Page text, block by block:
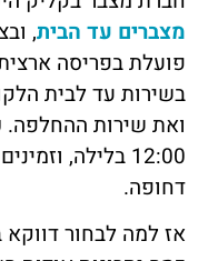
מצברים עד הבית,
פועלת בפריסה
בשירות עד לבית
12:00 בלילה,
דחופה.
אז למה לבחור